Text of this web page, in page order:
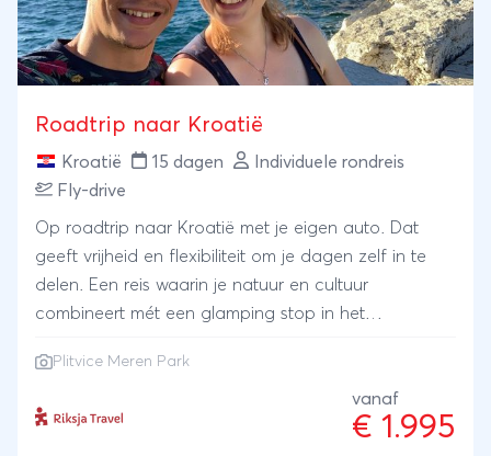
Roadtrip naar Kroatië
Kroatië 15 dagen
Individuele rondreis
Fly-drive
Op roadtrip naar Kroatië met je eigen auto. Dat
geeft vrijheid en flexibiliteit om je dagen zelf in te
delen. Een reis waarin je natuur en cultuur
combineert mét een glamping stop in het
Kroatië, wandel door het Plitvice Meren Park, eet bij
een lokale familie thuis, dwaal door charmante
vestingstadjes en proef het eilandgevoel.
Plitvice Meren Park
vanaf
€ 1.995